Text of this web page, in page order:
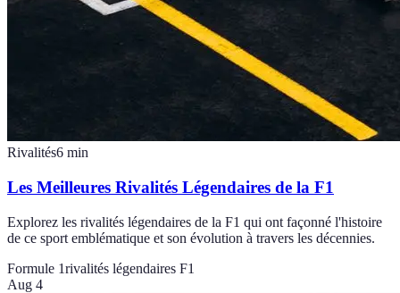
Rivalités6 min
Les Meilleures Rivalités Légendaires de la F1
Explorez les rivalités légendaires de la F1 qui ont façonné l'histoire
de ce sport emblématique et son évolution à travers les décennies.
Formule 1rivalités légendaires F1
Aug 4